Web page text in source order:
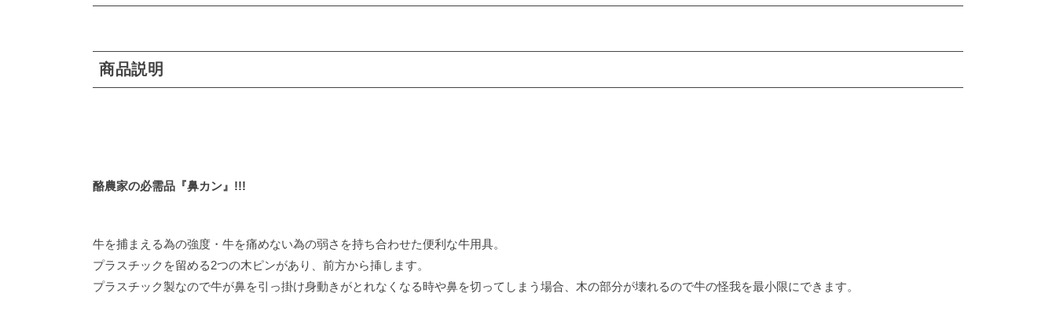
商品説明
酪農家の必需品『鼻カン』!!!
牛を捕まえる為の強度・牛を痛めない為の弱さを持ち合わせた便利な牛用具。
プラスチックを留める2つの木ピンがあり、前方から挿します。
プラスチック製なので牛が鼻を引っ掛け身動きがとれなくなる時や鼻を切ってしまう場合、木の部分が壊れるので牛の怪我を最小限にできます。